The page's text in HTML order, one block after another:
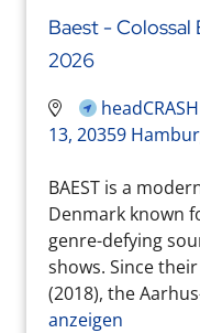
Baest - Colossal
2026
13, 20359
BAEST is a
Denmark known
genre-defying
shows. Since
(2018), the
anzeigen